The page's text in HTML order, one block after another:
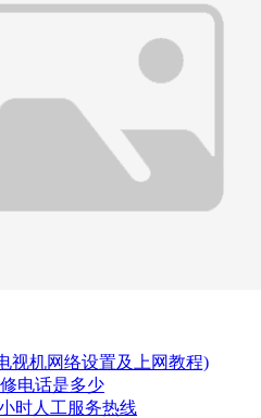
视机网络设置及上网教程)
电话是多少
时人工服务热线